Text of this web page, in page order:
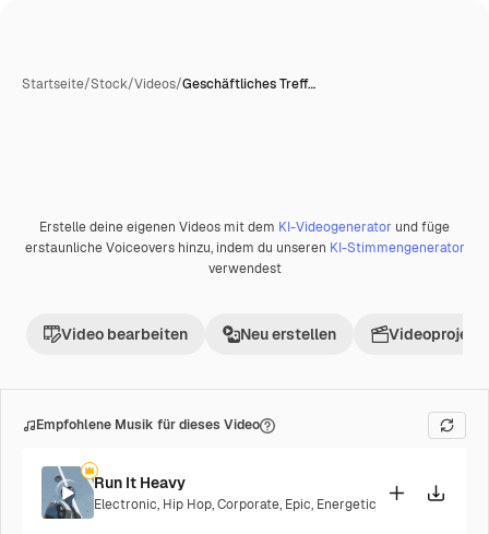
Startseite/Stock/Videos/Geschäftliches Treff…
Premium
Erstelle deine eigenen Videos mit dem KI-Videogenerator und füge
erstaunliche Voiceovers hinzu, indem du unseren KI-Stimmengenerator
verwendest
Video bearbeiten Neu erstellen Videoprojekt
Empfohlene Musik für dieses Video
Run It Heavy
Electronic, Hip Hop,Corporate, Epic, Energetic